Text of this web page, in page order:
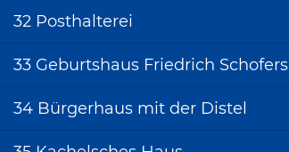
20 Kleines Bürgerhaus
21 Diakonatshof
22 Pfarrhaus
23 I Evangelische
Stadtkirche
32 Posthalterei
33 Geburtshaus Friedrich Schofers
34 Bürgerhaus mit der Distel